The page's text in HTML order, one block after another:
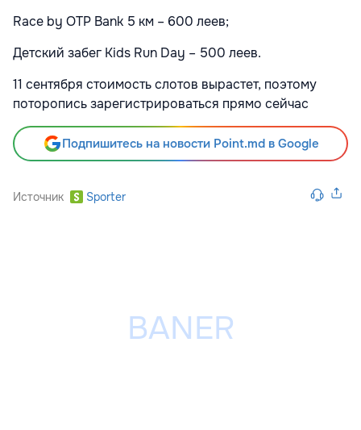
Race by OTP Bank 5 км – 600 леев;
Детский забег Kids Run Day – 500 леев.
11 сентября стоимость слотов вырастет, поэтому
поторопись зарегистрироваться прямо сейчас
Подпишитесь на новости Point.md в Google
Источник Sporter